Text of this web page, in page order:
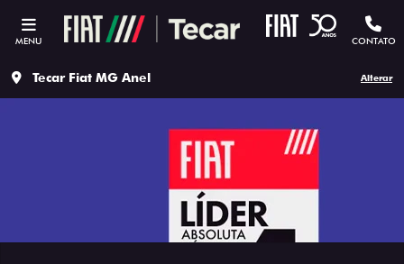
MENU CONTATO
Tecar Fiat MG Anel Alterar